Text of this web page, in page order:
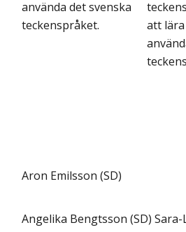
använda det svenska
teckenspråket.
att lära
Aron Emilsson (SD)
Angelika Bengtsson (SD) Sara-